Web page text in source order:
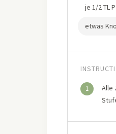
je 1/2 TL
etwas
1
Alle